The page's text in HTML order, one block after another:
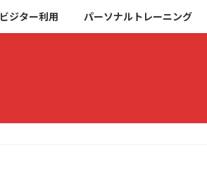
ビジター利用 パーソナルトレーニング